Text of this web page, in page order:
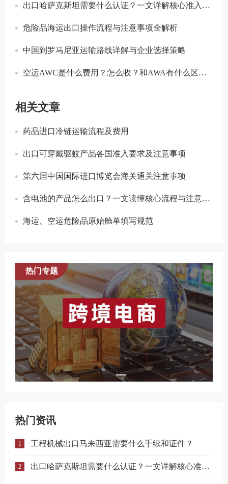
出口哈萨克斯坦需要什么认证？一文详解核心准入要求
危险品海运出口操作流程与注意事项全解析
中国到罗马尼亚运输路线详解与企业选择策略
空运AWC是什么费用？怎么收？和AWA有什么区别？
相关文章
药品进口冷链运输流程及费用
出口可穿戴驱蚊产品各国准入要求及注意事项
第六届中国国际进口博览会海关通关注意事项
含电池的产品怎么出口？一文读懂核心流程与注意事项
海运、空运危险品原始舱单填写规范
热门专题
热门资讯
1 工程机械出口马来西亚需要什么手续和证件？
2 出口哈萨克斯坦需要什么认证？一文详解核心准入要求